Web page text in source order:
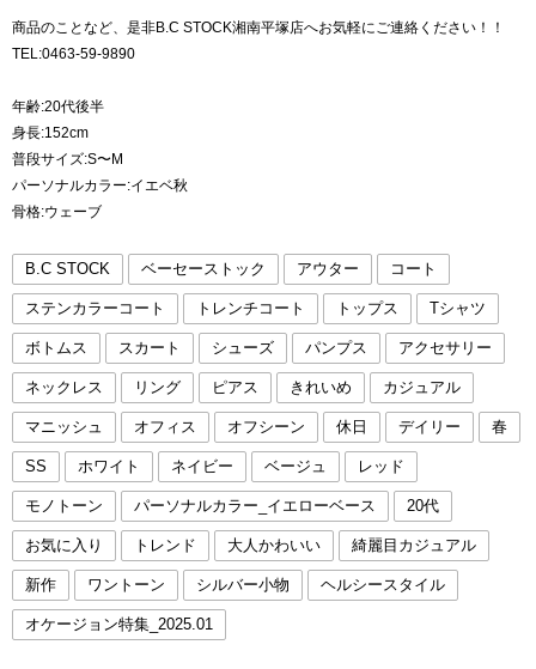
商品のことなど、是非B.C STOCK湘南平塚店へお気軽にご連絡ください！！
TEL:0463-59-9890
年齢:20代後半
身長:152cm
普段サイズ:S〜M
パーソナルカラー:イエベ秋
骨格:ウェーブ
B.C STOCK ベーセーストック アウター コート
ステンカラーコート トレンチコート トップス Tシャツ
ボトムス スカート シューズ パンプス アクセサリー
ネックレス リング ピアス きれいめ カジュアル
マニッシュ オフィス オフシーン 休日 デイリー 春
SS ホワイト ネイビー ベージュ レッド
モノトーン パーソナルカラー_イエローベース 20代
お気に入り トレンド 大人かわいい 綺麗目カジュアル
新作 ワントーン シルバー小物 ヘルシースタイル
オケージョン特集_2025.01